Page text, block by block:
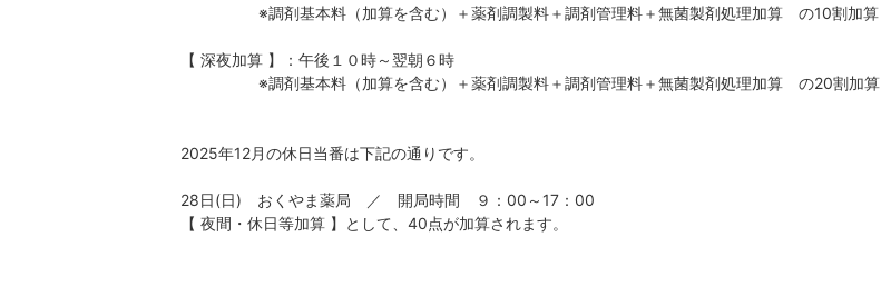
※調剤基本料（加算を含む）＋薬剤調製料＋調剤管理料＋無菌製剤処理加算 の10割加算
【 深夜加算 】：午後１０時～翌朝６時
※調剤基本料（加算を含む）＋薬剤調製料＋調剤管理料＋無菌製剤処理加算 の20割加算
2025年12月の休日当番は下記の通りです。
28日(日) おくやま薬局 ／ 開局時間 ９：00～17：00
【 夜間・休日等加算 】として、40点が加算されます。